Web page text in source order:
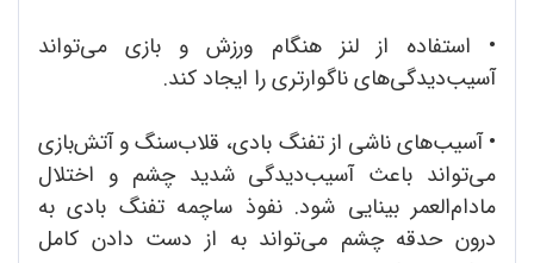
• استفاده از لنز هنگام ورزش و بازی می‌تواند
آسیب‌دیدگی‌های ناگوارتری را ایجاد کند.
•آسیب‌های ناشی از تفنگ بادی، قلاب‌سنگ و آتش‌بازی
می‌تواند باعث آسیب‌دیدگی شدید چشم و اختلال
مادام‌العمر بینایی شود. نفوذ ساچمه تفنگ بادی به
درون حدقه چشم می‌تواند به از دست دادن کامل